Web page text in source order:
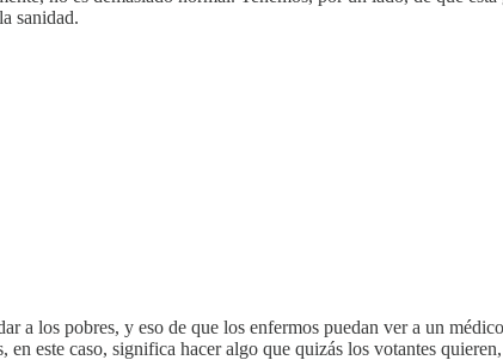
sanidad.
a los pobres, y eso de que los enfermos puedan ver a un
en este caso, significa hacer algo que quizás los votantes